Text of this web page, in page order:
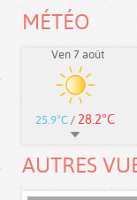
MÉTÉO
Ven 7 août
25.9°C / 28.2°C
AUTRES